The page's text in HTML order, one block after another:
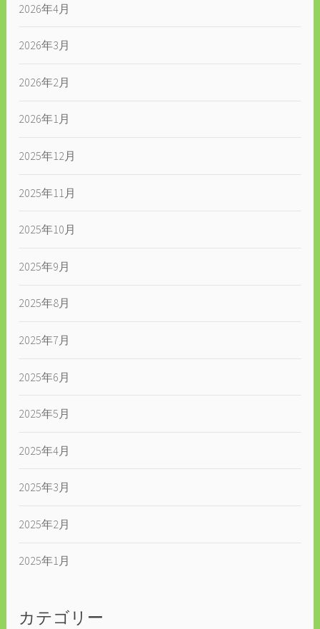
2026年4月
2026年3月
2026年2月
2026年1月
2025年12月
2025年11月
2025年10月
2025年9月
2025年8月
2025年7月
2025年6月
2025年5月
2025年4月
2025年3月
2025年2月
2025年1月
カテゴリー